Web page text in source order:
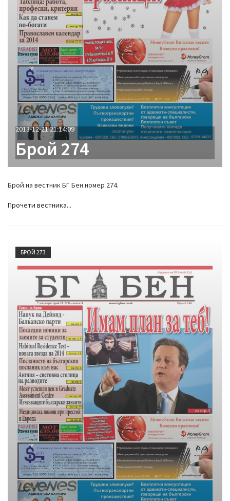
2013-12-21 21:14:09
Брой 274
Брой на вестник БГ Бен номер 274.
Прочети вестника...
БРОЙ 273